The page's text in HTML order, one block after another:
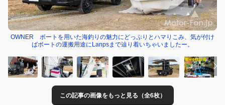
OWNER ボートを用いた海釣りの魅力にどっぷりとハマりこみ、気が付け
ばボートの運搬用途にLanpsまで辿り着いちゃいましたー。
この記事の画像をもっと見る（全6枚）